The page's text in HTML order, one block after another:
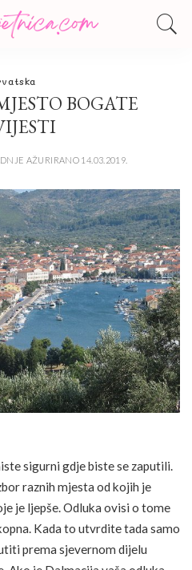
BOGATE
AŽURIRANO 14.03.2019.
sigurni gdje biste se zaputili.
raznih mjesta od kojih je
je ljepše. Odluka ovisi o tome
Kada to utvrdite tada samo
prema sjevernom dijelu